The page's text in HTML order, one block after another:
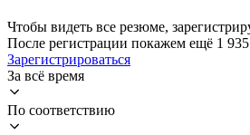
Чтобы видеть все резюме,
После регистрации покажем ещё 1
Зарегистрироваться
За всё время
По соответствию